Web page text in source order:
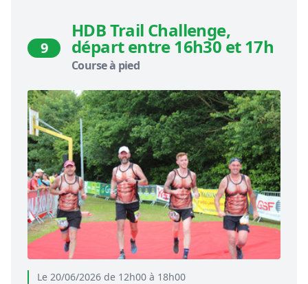
Le 20/06/2026 de 12h00 à 18h00
9
HDB Trail Challenge,
départ entre 16h30 et 17h
Course à pied